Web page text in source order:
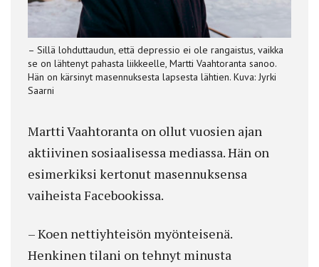
– Sillä lohduttaudun, että depressio ei ole rangaistus, vaikka
se on lähtenyt pahasta liikkeelle, Martti Vaahtoranta sanoo.
Hän on kärsinyt masennuksesta lapsesta lähtien. Kuva: Jyrki
Saarni
Martti Vaahtoranta on ollut vuosien ajan
aktiivinen sosiaalisessa mediassa. Hän on
esimerkiksi kertonut masennuksensa
vaiheista Facebookissa.
– Koen nettiyhteisön myönteisenä.
Henkinen tilani on tehnyt minusta